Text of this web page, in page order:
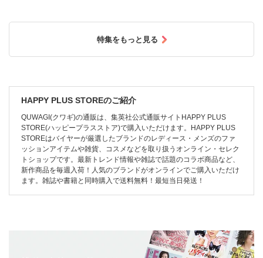
特集をもっと見る
HAPPY PLUS STOREのご紹介
QUWAGI(クワギ)の通販は、集英社公式通販サイトHAPPY PLUS
STORE(ハッピープラスストア)で購入いただけます。HAPPY PLUS
STOREはバイヤーが厳選したブランドのレディース・メンズのファ
ッションアイテムや雑貨、コスメなどを取り扱うオンライン・セレク
トショップです。最新トレンド情報や雑誌で話題のコラボ商品など、
新作商品を毎週入荷！人気のブランドがオンラインでご購入いただけ
ます。雑誌や書籍と同時購入で送料無料！最短当日発送！